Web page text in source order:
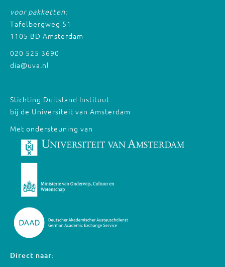
voor pakketten:
Tafelbergweg 51
1105 BD Amsterdam
020 525 3690
dia@uva.nl
Stichting Duitsland Instituut
bij de Universiteit van Amsterdam
Met ondersteuning van
Direct naar: